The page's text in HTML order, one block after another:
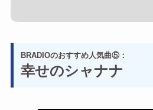
BRADIOのおすすめ人気曲⑤：
幸せのシャナナ